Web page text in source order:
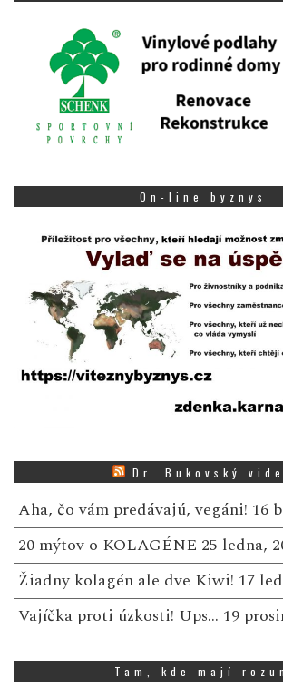
On-line byznys
Dr. Bukovský
Aha, čo vám predávajú, vegáni! 16
20 mýtov o KOLAGÉNE 25 ledna,
Žiadny kolagén ale dve Kiwi! 17
Vajíčka proti úzkosti! Ups… 19
Tam, kde mají